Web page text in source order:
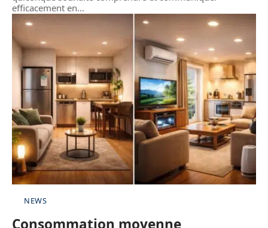
efficacement en…
NEWS
Consommation moyenne